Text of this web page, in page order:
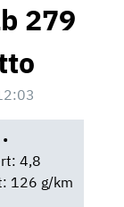
279
4,8
126 g/km